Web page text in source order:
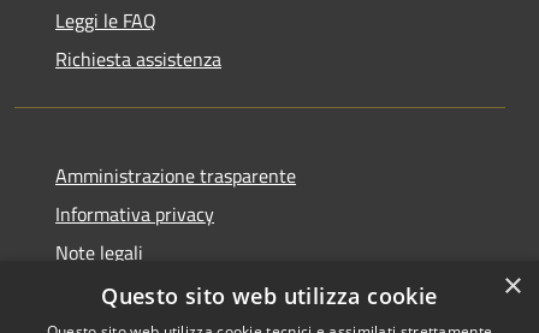
Leggi le FAQ
Richiesta assistenza
Amministrazione trasparente
Informativa privacy
Note legali
Dichiarazione di accessibilità
×
Questo sito web utilizza cookie